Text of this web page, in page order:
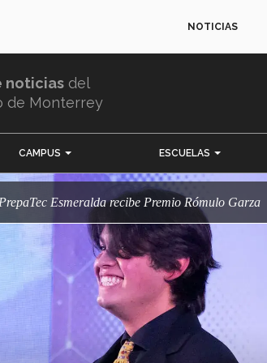
NOTICIAS
noticias del
de Monterrey
CAMPUS ESCUELAS
PrepaTec Esmeralda recibe Premio Rómulo Garza